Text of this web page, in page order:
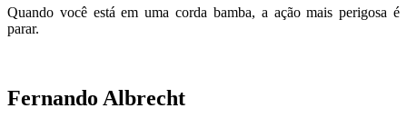
Quando você está em uma corda bamba, a ação mais perigosa é
parar.
Fernando Albrecht